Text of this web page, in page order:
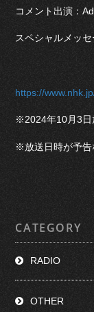
コメント出演：
スペシャルメッ
https://
※2024年10月3日
※放送日時が予告
CATEGORY
RADIO
OTHER